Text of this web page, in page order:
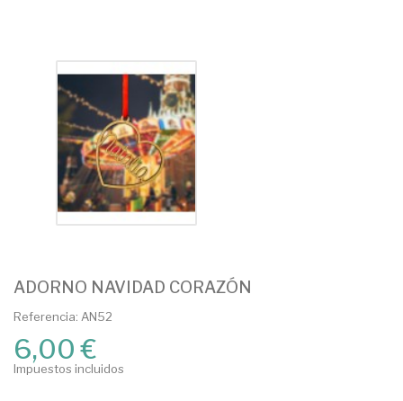
ADORNO NAVIDAD CORAZÓN
Referencia: AN52
6,00 €
Impuestos incluidos